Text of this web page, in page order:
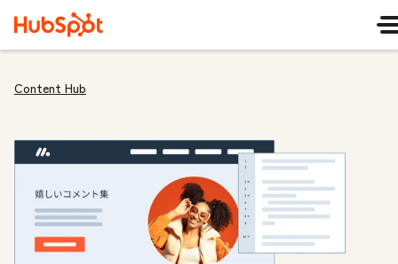
Content Hub